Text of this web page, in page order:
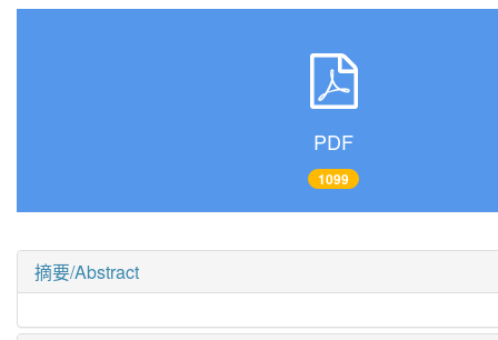
PDF
1099
摘要/Abstract